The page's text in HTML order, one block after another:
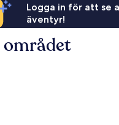
Logga in för att se
äventyr!
området